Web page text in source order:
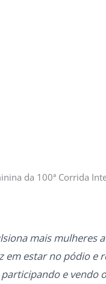
da 100ª Corrida
mais mulheres
estar no pódio e
e vendo